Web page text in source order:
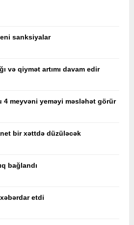
sanksiyalar
və qiymət artımı davam edir
4 meyvəni yeməyi məsləhət görür
bir xəttdə düzüləcək
bağlandı
etdi